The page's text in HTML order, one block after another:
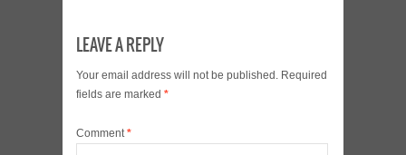
LEAVE A REPLY
Your email address will not be published. Required
fields are marked *
Comment*